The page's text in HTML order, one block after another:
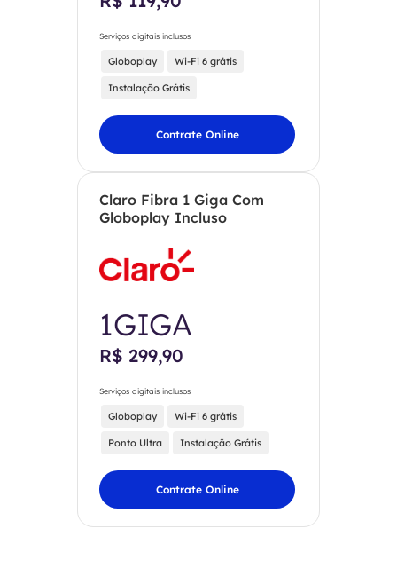
Serviços digitais inclusos
Globoplay Wi-Fi 6 grátis
Instalação Grátis
Contrate Online
Claro Fibra 1 Giga Com
Globoplay Incluso
1GIGA
R$ 299,90
Serviços digitais inclusos
Globoplay Wi-Fi 6 grátis
Ponto Ultra Instalação Grátis
Contrate Online